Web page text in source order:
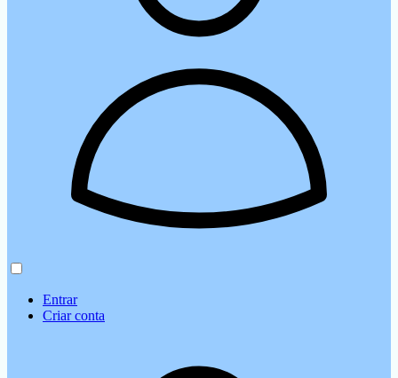
Entrar
Criar conta